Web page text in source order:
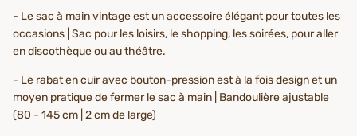
- Le sac à main vintage est un accessoire élégant pour toutes les
occasions | Sac pour les loisirs, le shopping, les soirées, pour aller
en discothèque ou au théâtre.
- Le rabat en cuir avec bouton-pression est à la fois design et un
moyen pratique de fermer le sac à main | Bandoulière ajustable
(80 - 145 cm | 2 cm de large)